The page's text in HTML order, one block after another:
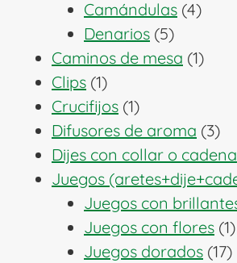
Camándulas 44
Denarios 55
productos
Caminos de mesa 11
Clips 11
producto
Crucifijos 11
producto
Difusores de aroma 33
Dijes con collar o cadena
Juegos
Juegos con
Juegos con flores 11
Juegos dorados 1717